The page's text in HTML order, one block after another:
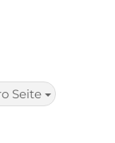
Seite